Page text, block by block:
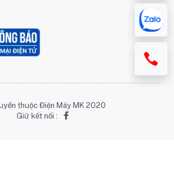
thuộc Điện Máy MK 2020
Giữ kết nối :